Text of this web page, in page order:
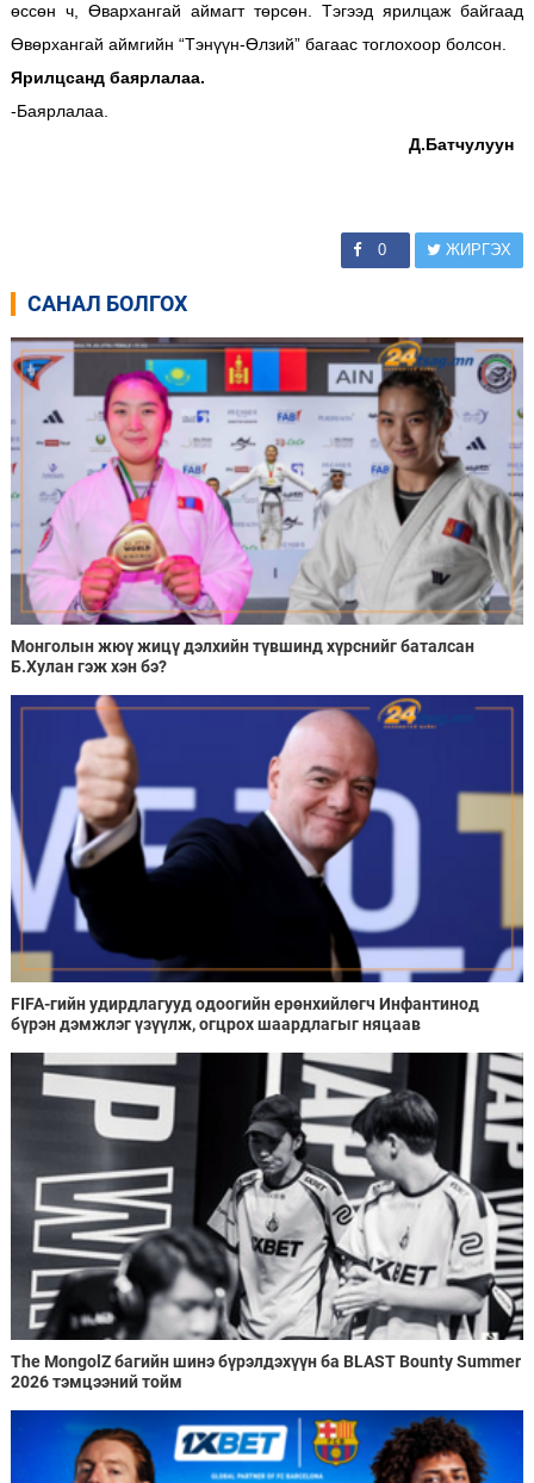
өссөн ч, Өвархангай аймагт төрсөн. Тэгээд ярилцаж байгаад
Өвөрхангай аймгийн “Тэнүүн-Өлзий” багаас тоглохоор болсон.
Ярилцсанд баярлалаа.
-Баярлалаа.
Д.Батчулуун
0 ЖИРГЭХ
САНАЛ БОЛГОХ
Монголын жюү жицү дэлхийн түвшинд хүрснийг баталсан
Б.Хулан гэж хэн бэ?
FIFA-гийн удирдлагууд одоогийн ерөнхийлөгч Инфантинод
бүрэн дэмжлэг үзүүлж, огцрох шаардлагыг няцаав
The MongolZ багийн шинэ бүрэлдэхүүн ба BLAST Bounty Summer
2026 тэмцээний тойм